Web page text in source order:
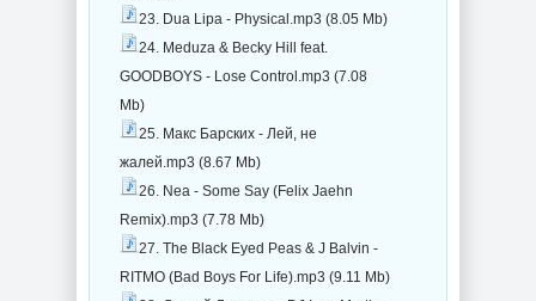
23. Dua Lipa - Physical.mp3 (8.05 Mb)
24. Meduza & Becky Hill feat.
GOODBOYS - Lose Control.mp3 (7.08
Mb)
25. Макс Барских - Лей, не
жалей.mp3 (8.67 Mb)
26. Nea - Some Say (Felix Jaehn
Remix).mp3 (7.78 Mb)
27. The Black Eyed Peas & J Balvin -
RITMO (Bad Boys For Life).mp3 (9.11 Mb)